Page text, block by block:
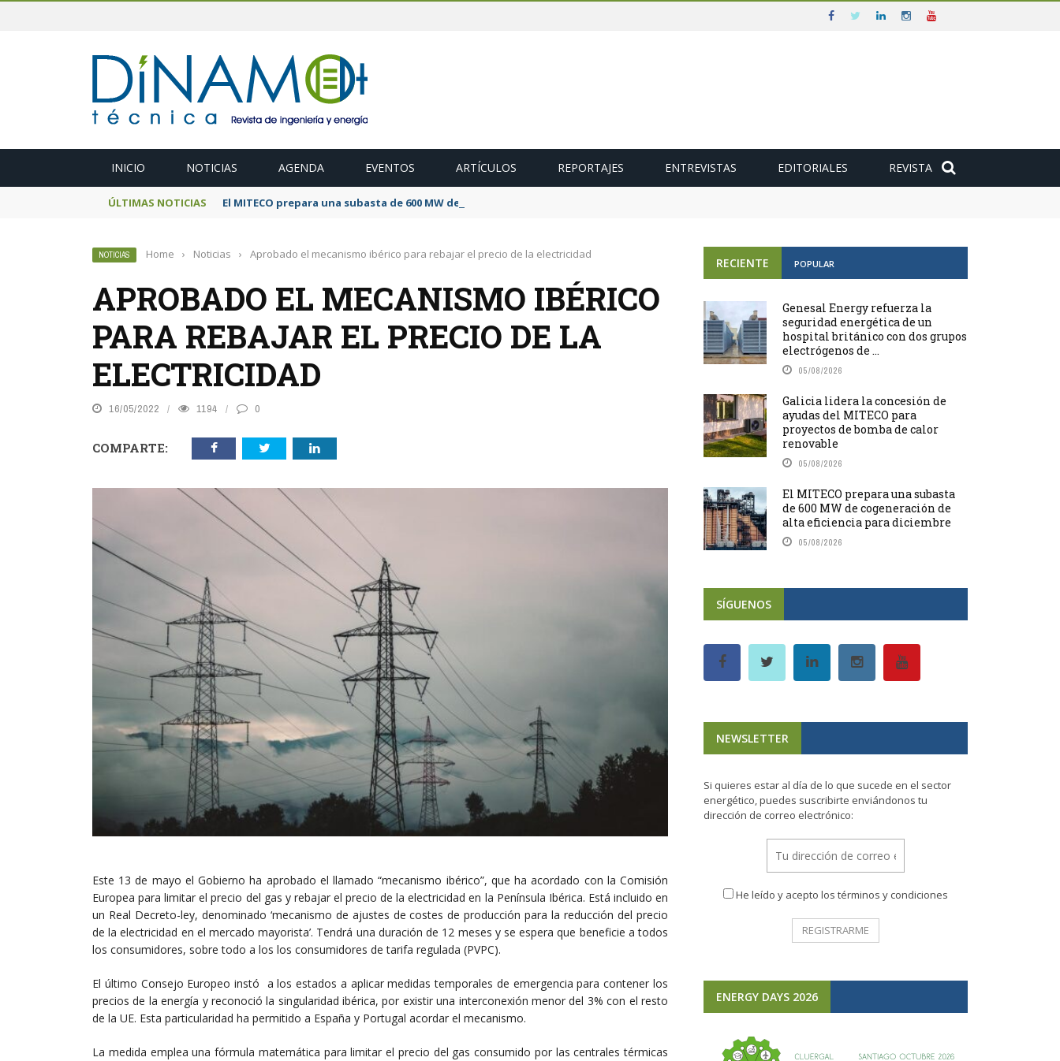
INICIO NOTICIAS AGENDA EVENTOS ARTÍCULOS REPORTAJES ENTREVISTAS EDITORIALES REVISTA
ÚLTIMAS NOTICIAS El MITECO prepara una subasta de 600 MW de cogeneración de alta eficiencia para diciembre
NOTICIAS Home › Noticias › Aprobado el mecanismo ibérico para rebajar el precio de la electricidad
APROBADO EL MECANISMO IBÉRICO
PARA REBAJAR EL PRECIO DE LA
ELECTRICIDAD
16/05/2022 1194 0
COMPARTE:
Este 13 de mayo el Gobierno ha aprobado el llamado “mecanismo ibérico”, que ha acordado con la Comisión
Europea para limitar el precio del gas y rebajar el precio de la electricidad en la Península Ibérica. Está incluido en
un Real Decreto-ley, denominado ‘mecanismo de ajustes de costes de producción para la reducción del precio
de la electricidad en el mercado mayorista’. Tendrá una duración de 12 meses y se espera que beneficie a todos
los consumidores, sobre todo a los los consumidores de tarifa regulada (PVPC).
El último Consejo Europeo instó a los estados a aplicar medidas temporales de emergencia para contener los
precios de la energía y reconoció la singularidad ibérica, por existir una interconexión menor del 3% con el resto
de la UE. Esta particularidad ha permitido a España y Portugal acordar el mecanismo.
La medida emplea una fórmula matemática para limitar el precio del gas consumido por las centrales térmicas
RECIENTE POPULAR
Genesal Energy refuerza la
seguridad energética de un
hospital británico con dos grupos
electrógenos de ...
05/08/2026
Galicia lidera la concesión de
ayudas del MITECO para
proyectos de bomba de calor
renovable
05/08/2026
El MITECO prepara una subasta
de 600 MW de cogeneración de
alta eficiencia para diciembre
05/08/2026
SÍGUENOS
NEWSLETTER
Si quieres estar al día de lo que sucede en el sector
energético, puedes suscribirte enviándonos tu
dirección de correo electrónico:
He leído y acepto los términos y condiciones
ENERGY DAYS 2026